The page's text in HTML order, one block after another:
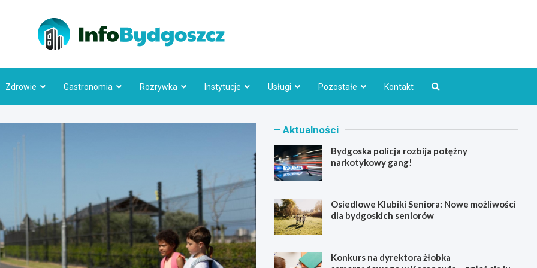
Zdrowie Gastronomia Rozrywka Instytucje Usługi Pozostałe Kontakt
Aktualności
Bydgoska policja rozbija potężny
narkotykowy gang!
Osiedlowe Klubiki Seniora: Nowe możliwości
dla bydgoskich seniorów
Konkurs na dyrektora żłobka